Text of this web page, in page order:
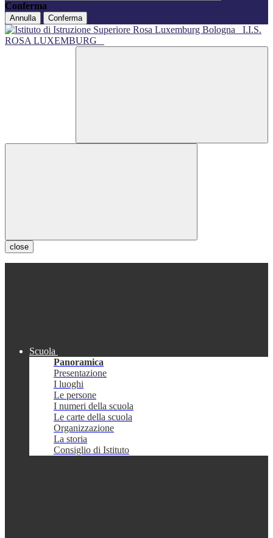
Conferma
Annulla Conferma
I.I.S.
ROSA LUXEMBURG
close
Scuola
Panoramica
Presentazione
I luoghi
Le persone
I numeri della scuola
Le carte della scuola
Organizzazione
La storia
Consiglio di Istituto